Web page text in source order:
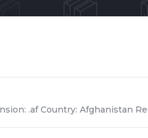
.af Country: Afghanistan